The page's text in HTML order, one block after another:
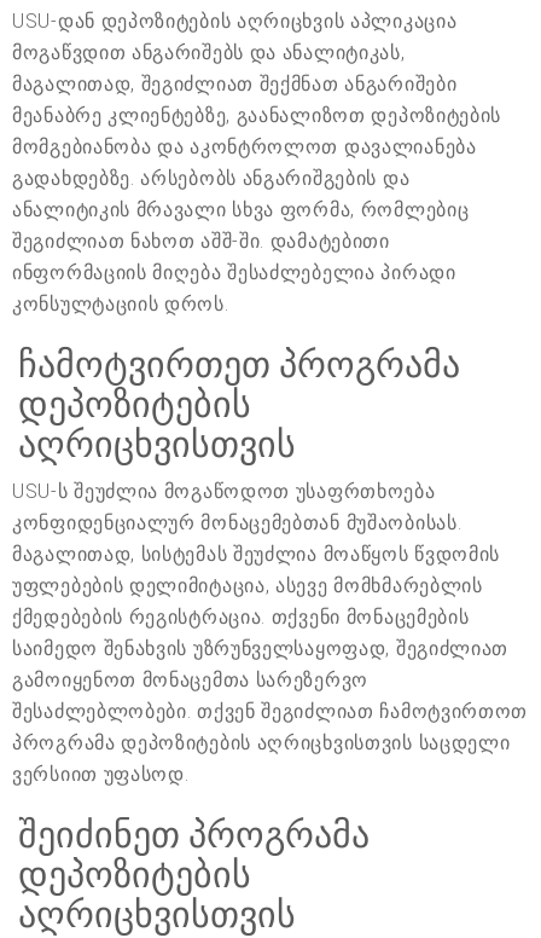
USU-დან დეპოზიტების აღრიცხვის აპლიკაცია
მოგაწვდით ანგარიშებს და ანალიტიკას,
მაგალითად, შეგიძლიათ შექმნათ ანგარიშები
მეანაბრე კლიენტებზე, გაანალიზოთ დეპოზიტების
მომგებიანობა და აკონტროლოთ დავალიანება
გადახდებზე. არსებობს ანგარიშგების და
ანალიტიკის მრავალი სხვა ფორმა, რომლებიც
შეგიძლიათ ნახოთ აშშ-ში. დამატებითი
ინფორმაციის მიღება შესაძლებელია პირადი
კონსულტაციის დროს.
ჩამოტვირთეთ პროგრამა
დეპოზიტების
აღრიცხვისთვის
USU-ს შეუძლია მოგაწოდოთ უსაფრთხოება
კონფიდენციალურ მონაცემებთან მუშაობისას.
მაგალითად, სისტემას შეუძლია მოაწყოს წვდომის
უფლებების დელიმიტაცია, ასევე მომხმარებლის
ქმედებების რეგისტრაცია. თქვენი მონაცემების
საიმედო შენახვის უზრუნველსაყოფად, შეგიძლიათ
გამოიყენოთ მონაცემთა სარეზერვო
შესაძლებლობები. თქვენ შეგიძლიათ ჩამოტვირთოთ
პროგრამა დეპოზიტების აღრიცხვისთვის საცდელი
ვერსიით უფასოდ.
შეიძინეთ პროგრამა
დეპოზიტების
აღრიცხვისთვის